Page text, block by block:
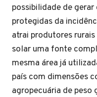
possibilidade de
protegidas da
atrai produtores
solar uma fonte
mesma área já
país com dimensões
agropecuária de